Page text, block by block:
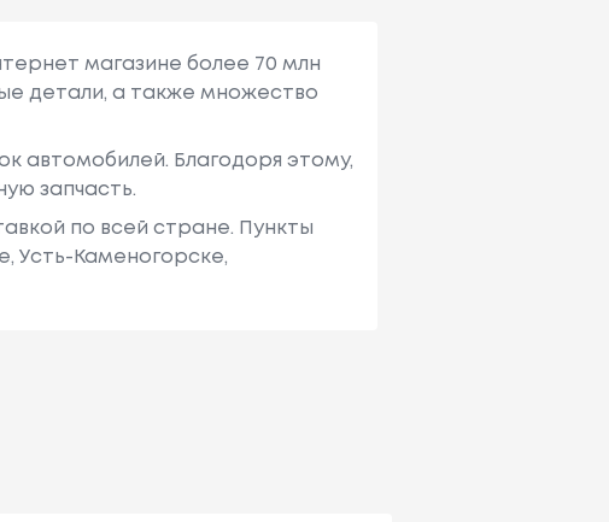
магазине более 70 млн
детали, а также множество
автомобилей. Благодоря этому,
запчасть.
по всей стране. Пункты
Усть-Каменогорске,